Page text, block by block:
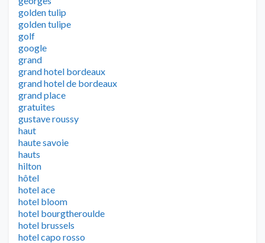
golden tulip
golden tulipe
golf
google
grand
grand hotel bordeaux
grand hotel de bordeaux
grand place
gratuites
gustave roussy
haut
haute savoie
hauts
hilton
hôtel
hotel ace
hotel bloom
hotel bourgtheroulde
hotel brussels
hotel capo rosso